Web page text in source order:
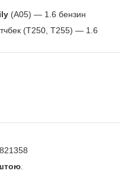
(A05) — 1.6 бензин
(T250, T255) — 1.6